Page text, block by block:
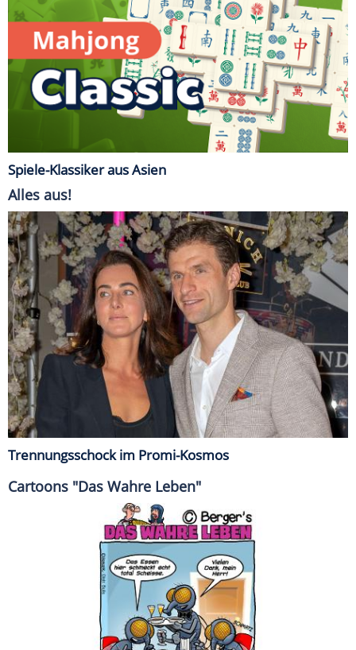
Spiele-Klassiker aus Asien
Alles aus!
Trennungsschock im Promi-Kosmos
Cartoons "Das Wahre Leben"